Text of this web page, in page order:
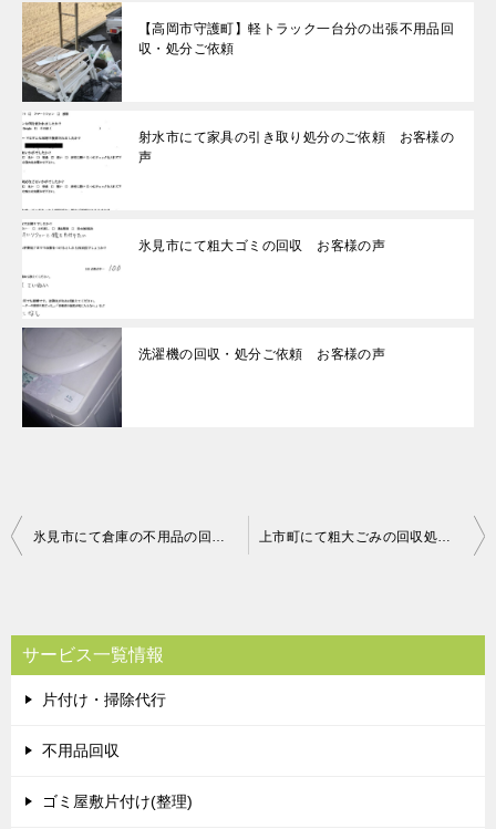
【高岡市守護町】軽トラック一台分の出張不用品回
収・処分ご依頼
射水市にて家具の引き取り処分のご依頼 お客様の
声
氷見市にて粗大ゴミの回収 お客様の声
洗濯機の回収・処分ご依頼 お客様の声
投
ビ
ゲ
ー
シ
氷見市にて倉庫の不用品の回収処分のご依頼 お客様の声 上市町にて粗大ごみの回収処分のご依頼 お客様の声
サービス一覧情報
片付け・掃除代行
不用品回収
ゴミ屋敷片付け(整理)